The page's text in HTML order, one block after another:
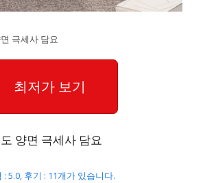
극세사 담요
최저가 보기
양면 극세사 담요
: 5.0, 후기 : 11개가 있습니다.